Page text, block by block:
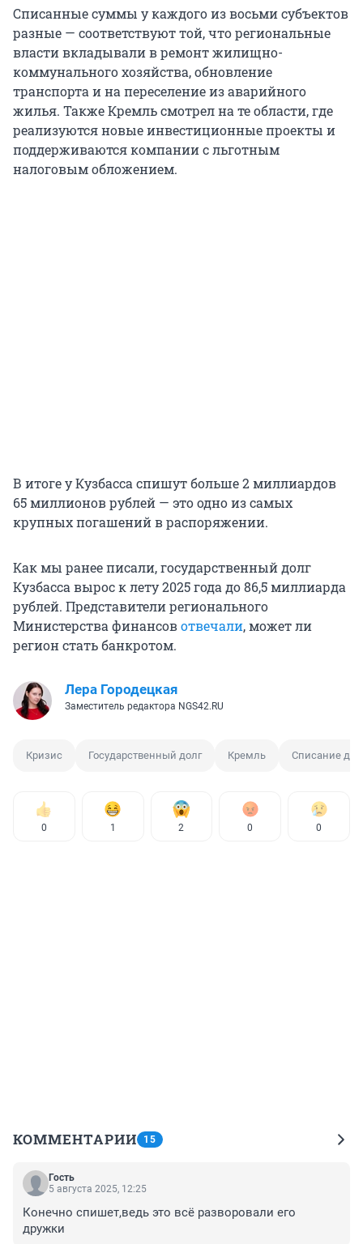
Списанные суммы у каждого из восьми субъектов
разные — соответствуют той, что региональные
власти вкладывали в ремонт жилищно-
коммунального хозяйства, обновление
транспорта и на переселение из аварийного
жилья. Также Кремль смотрел на те области, где
реализуются новые инвестиционные проекты и
поддерживаются компании с льготным
налоговым обложением.
В итоге у Кузбасса спишут больше 2 миллиардов
65 миллионов рублей — это одно из самых
крупных погашений в распоряжении.
Как мы ранее писали, государственный долг
Кузбасса вырос к лету 2025 года до 86,5 миллиарда
рублей. Представители регионального
Министерства финансовотвечали, может ли
регион стать банкротом.
Лера Городецкая
Заместитель редактора NGS42.RU
Кризис Государственный долг Кремль Списание
0 1 2 0 0
КОММЕНТАРИИ 15
Гость
5 августа 2025, 12:25
Конечно спишет,ведь это всё разворовали его
дружки